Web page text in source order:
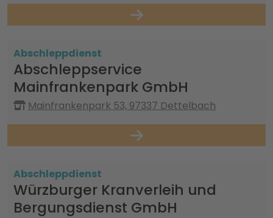
Abschleppdienst
Abschleppservice
Mainfrankenpark GmbH
Mainfrankenpark 53, 97337 Dettelbach
Abschleppdienst
Würzburger Kranverleih und
Bergungsdienst GmbH